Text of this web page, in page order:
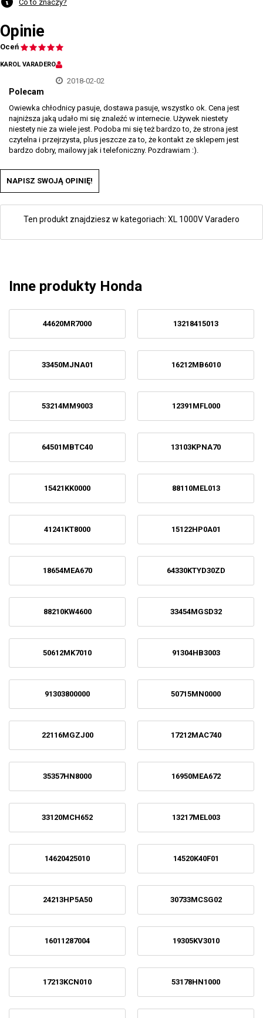
Co to znaczy?
Opinie
Oceń
KAROL VARADERO
2018-02-02
Polecam
Owiewka chłodnicy pasuje, dostawa pasuje, wszystko ok. Cena jest
najniższa jaką udało mi się znaleźć w internecie. Używek niestety
niestety nie za wiele jest. Podoba mi się też bardzo to, że strona jest
czytelna i przejrzysta, plus jeszcze za to, że kontakt ze sklepem jest
bardzo dobry, mailowy jak i telefoniczny. Pozdrawiam :).
NAPISZ SWOJĄ OPINIĘ!
Ten produkt znajdziesz w kategoriach: XL 1000V Varadero
Inne produkty Honda
44620MR7000 13218415013
33450MJNA01 16212MB6010
53214MM9003 12391MFL000
64501MBTC40 13103KPNA70
15421KK0000 88110MEL013
41241KT8000 15122HP0A01
18654MEA670 64330KTYD30ZD
88210KW4600 33454MGSD32
50612MK7010 91304HB3003
91303800000 50715MN0000
22116MGZJ00 17212MAC740
35357HN8000 16950MEA672
33120MCH652 13217MEL003
14620425010 14520K40F01
24213HP5A50 30733MCSG02
16011287004 19305KV3010
17213KCN010 53178HN1000